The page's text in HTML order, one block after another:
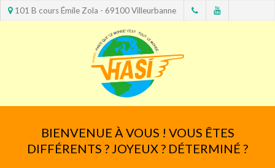
101 B cours Émile Zola - 69100 Villeurbanne
BIENVENUE À VOUS ! VOUS ÊTES
DIFFÉRENTS ? JOYEUX ? DÉTERMINÉ ?